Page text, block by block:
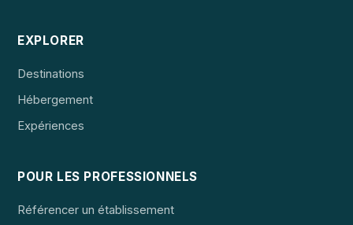
EXPLORER
Destinations
Hébergement
Expériences
POUR LES PROFESSIONNELS
Référencer un établissement